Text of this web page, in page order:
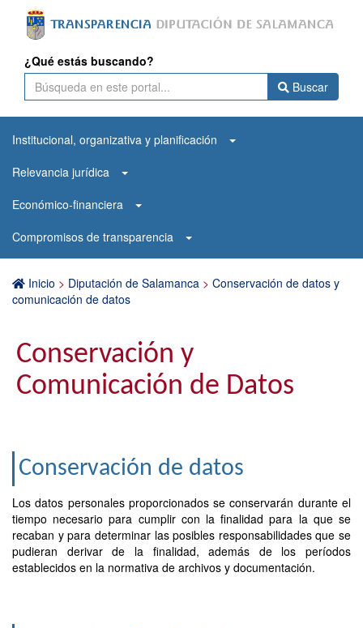
¿Qué estás buscando?
Buscar
Institucional, organizativa y planificación
Relevancia jurídica
Económico-financiera
Compromisos de transparencia
Inicio > Diputación de Salamanca > Conservación de datos y
comunicación de datos
Conservación y
Comunicación de Datos
Conservación de datos
Los datos personales proporcionados se conservarán durante el
tiempo necesario para cumplir con la finalidad para la que se
recaban y para determinar las posibles responsabilidades que se
pudieran derivar de la finalidad, además de los períodos
establecidos en la normativa de archivos y documentación.